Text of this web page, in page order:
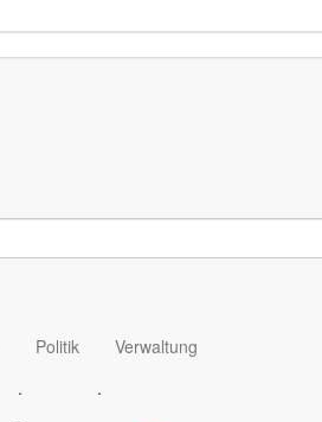
Politik
.
Verwaltung
.